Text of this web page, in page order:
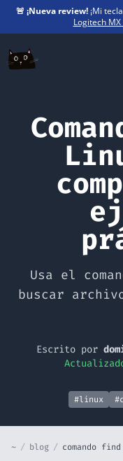
🚨 ¡Nueva review! ¡Mi
Logitech MX
Usa el
buscar
Escrito por
#linux
~ / blog / comando